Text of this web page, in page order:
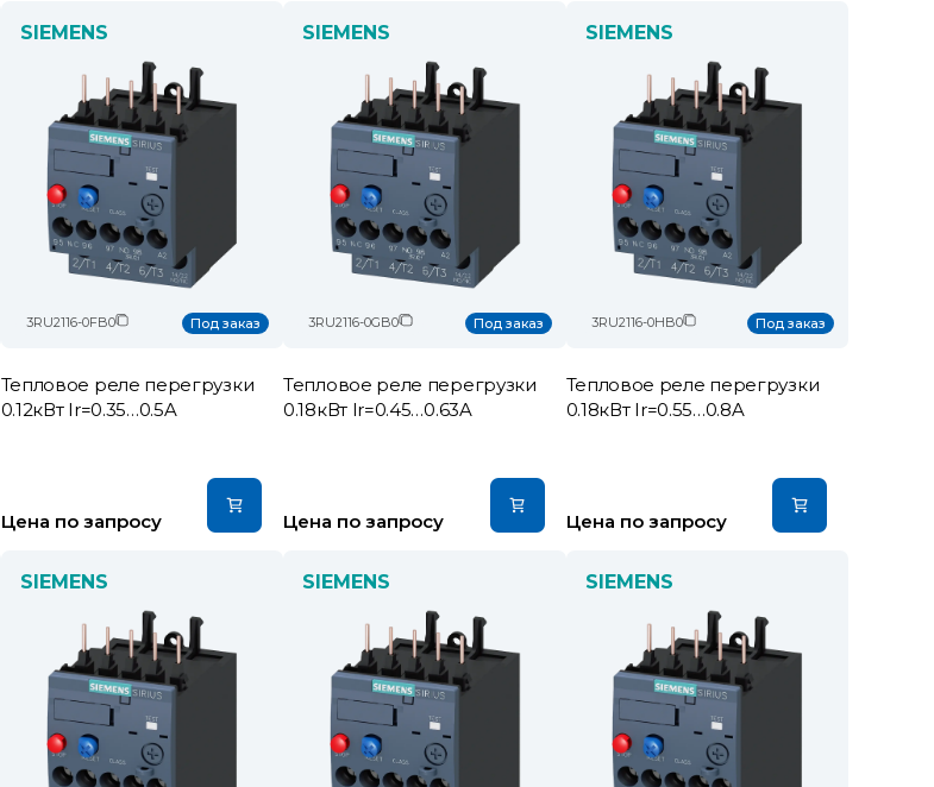
SIEMENS
3RU2116-0FB0 Под заказ
Тепловое реле перегрузки
0.12кВт Ir=0.35…0.5A
Цена по запросу
SIEMENS
3RU2116-0GB0 Под заказ
Тепловое реле перегрузки
0.18кВт Ir=0.45…0.63A
Цена по запросу
SIEMENS
3RU2116-0HB0 Под заказ
Тепловое реле перегрузки
0.18кВт Ir=0.55…0.8A
Цена по запросу
SIEMENS SIEMENS SIEMENS